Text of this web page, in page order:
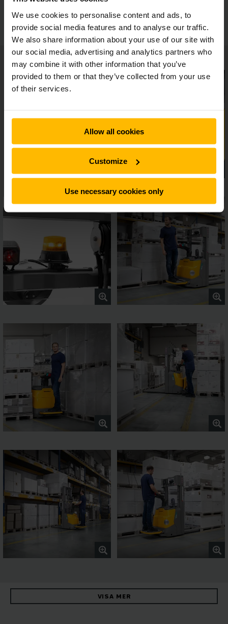
We use cookies to personalise content and ads, to
provide social media features and to analyse our traffic.
We also share information about your use of our site with
our social media, advertising and analytics partners who
may combine it with other information that you’ve
provided to them or that they’ve collected from your use
of their services.
Allow all cookies
Customize
Use necessary cookies only
VISA MER